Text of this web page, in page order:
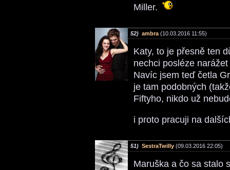
Miller.
52) ambra (10.03.2016 11:55)
Katy, to je přesně ten
nechci posléze
Navíc jsem teď četla
je tam podobných
Fiftyho, nikdo už
i proto pracuji na
51) SestraTwilly (09.03.2016 22:05)
Maruška a čo sa stalo